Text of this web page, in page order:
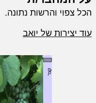
הכל צפוי והרשות נתונה.
עוד יצירות של יואב
קצר